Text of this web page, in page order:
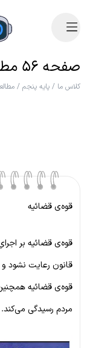
صفحه ۵۶ مطالعات پنجم
کلاس ما / پایه پنجم /
قوه‌ی قضائیه
قوه‌ی قضائیه بر
قانون رعایت نشود
قوه‌ی قضائیه
مردم رسیدگی می‌کند.